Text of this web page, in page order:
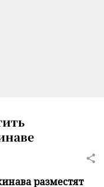
разместят